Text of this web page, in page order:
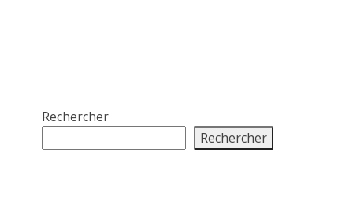
Rechercher
Rechercher